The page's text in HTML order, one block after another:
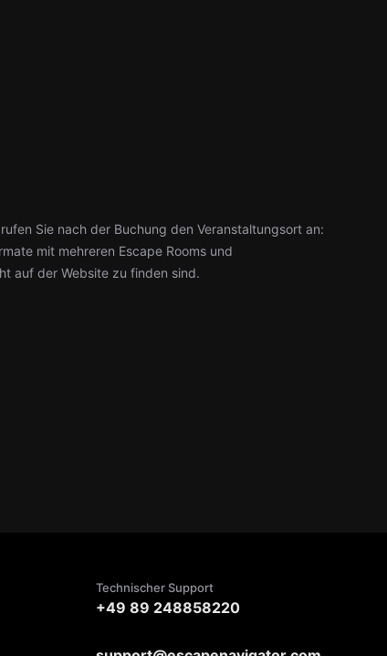
Sie nach der Buchung den Veranstaltungsort an:
mit mehreren Escape Rooms und
auf der Website zu finden sind.
Technischer Support
+49 89 248858220